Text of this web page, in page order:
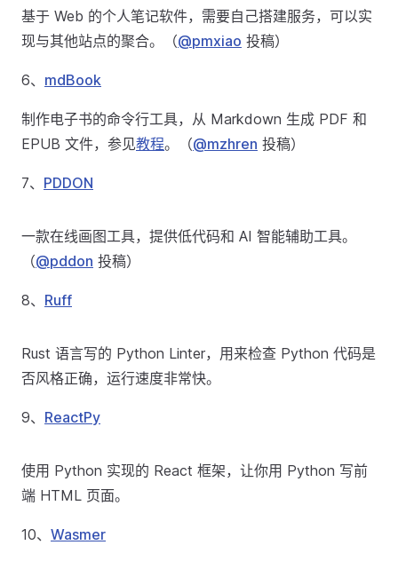
基于 Web 的个人笔记软件，需要自己搭建服务，可以实
现与其他站点的聚合。（@pmxiao 投稿）
6、 mdBook
制作电子书的命令行工具，从 Markdown 生成 PDF 和
EPUB 文件，参见教程。（@mzhren 投稿）
7、 PDDON
一款在线画图工具，提供低代码和 AI 智能辅助工具。
（@pddon 投稿）
8、 Ruff
Rust 语言写的 Python Linter，用来检查 Python 代码是
否风格正确，运行速度非常快。
9、 ReactPy
使用 Python 实现的 React 框架，让你用 Python 写前
端 HTML 页面。
10、 Wasmer